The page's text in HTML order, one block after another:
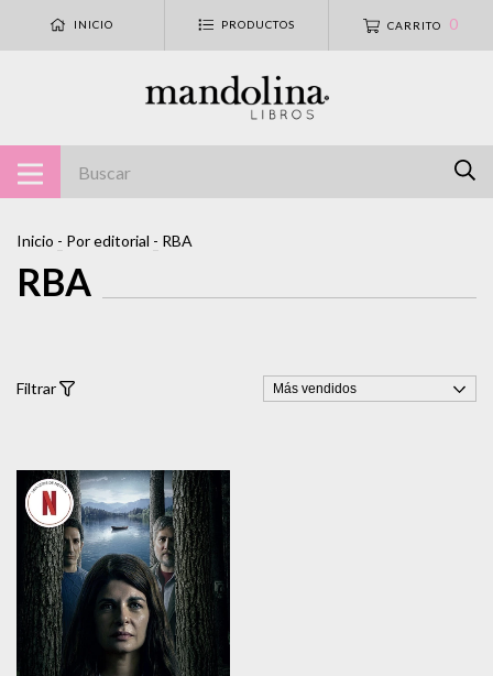
INICIO PRODUCTOS CARRITO 0
Inicio - Por editorial - RBA
RBA
Filtrar